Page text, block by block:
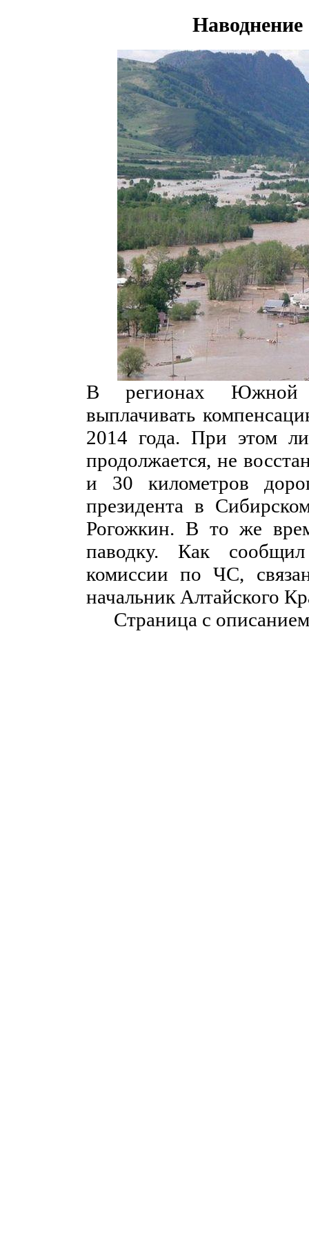
Наводнение
В регионах Южной
выплачивать
2014 года. При этом
продолжается, не
и 30 километров
президента в
Рогожкин. В то же
паводку. Как
комиссии по ЧС,
начальник Алтайского
Страница с